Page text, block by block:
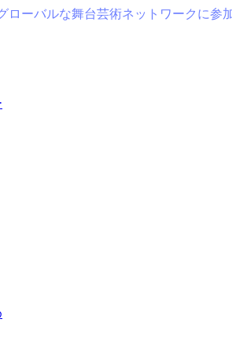
ローバルな舞台芸術ネットワークに参